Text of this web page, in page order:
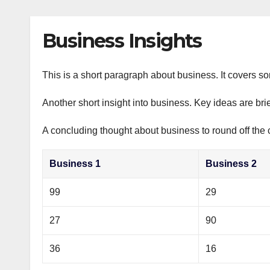
Business Insights
This is a short paragraph about business. It covers
Another short insight into business. Key ideas are
A concluding thought about business to round off the
Business 1 Business 2
99 29
27 90
36 16